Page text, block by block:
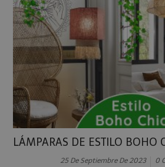
LÁMPARAS DE ESTILO BOHO
25 De Septiembre De 2023 0